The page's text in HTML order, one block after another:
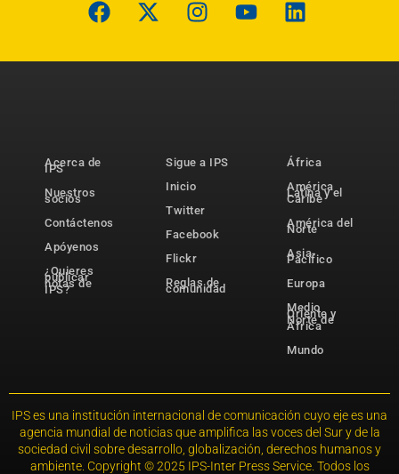
Acerca de
IPS
Nuestros
socios
Contáctenos
Apóyenos
¿Quieres
publicar
notas de
IPS?
Sigue a IPS
Inicio
Twitter
Facebook
Flickr
Reglas de
comunidad
África
América
Latina y el
Caribe
América del
Norte
Asia-
Pacífico
Europa
Medio
Oriente y
Norte de
África
Mundo
IPS es una institución internacional de comunicación cuyo eje es una
agencia mundial de noticias que amplifica las voces del Sur y de la
sociedad civil sobre desarrollo, globalización, derechos humanos y
ambiente. Copyright © 2025 IPS-Inter Press Service. Todos los